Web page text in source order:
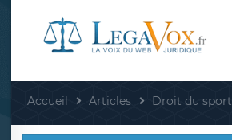
Accueil Articles Droit du sport